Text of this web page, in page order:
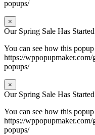
popups/
×
Our Spring Sale Has Started
You can see how this
https://
popups/
×
Our Spring Sale Has Started
You can see how this
https://
popups/